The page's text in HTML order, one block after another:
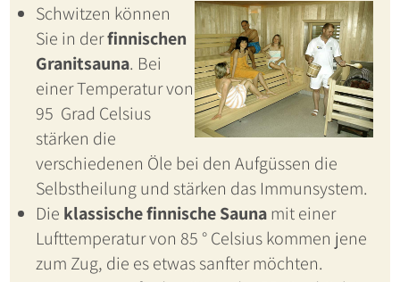
Schwitzen können
Sie in derfinnischen
Granitsauna. Bei
einer Temperatur von
95 Grad Celsius
stärken die
verschiedenen Öle bei den Aufgüssen die
Selbstheilung und stärken das Immunsystem.
Die klassische finnische Saunamit einer
Lufttemperatur von 85 ° Celsius kommen jene
zum Zug, die es etwas sanfter möchten.